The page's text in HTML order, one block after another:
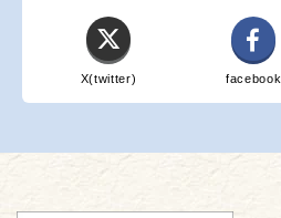
X(twitter) facebook